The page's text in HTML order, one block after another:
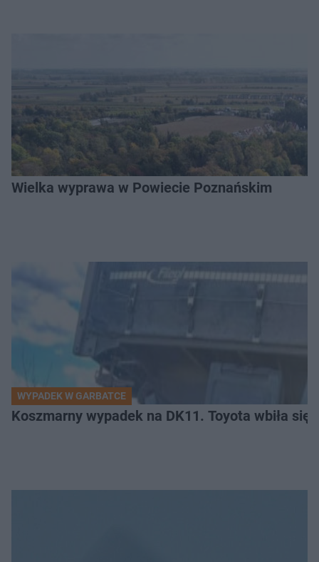
Wielka wyprawa w Powiecie Poznańskim
WYPADEK W GARBATCE
Koszmarny wypadek na DK11. Toyota wbiła się